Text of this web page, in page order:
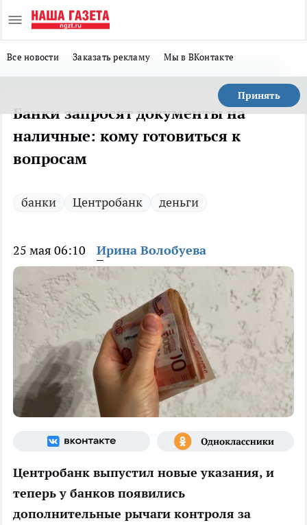
Все новости Заказать рекламу Мы в ВКонтакте
Принять
Банки запросят документы на
наличные: кому готовиться к
вопросам
банки Центробанк деньги
25 мая 06:10 Ирина Волобуева
Центробанк выпустил новые указания, и
теперь у банков появились
дополнительные рычаги контроля за